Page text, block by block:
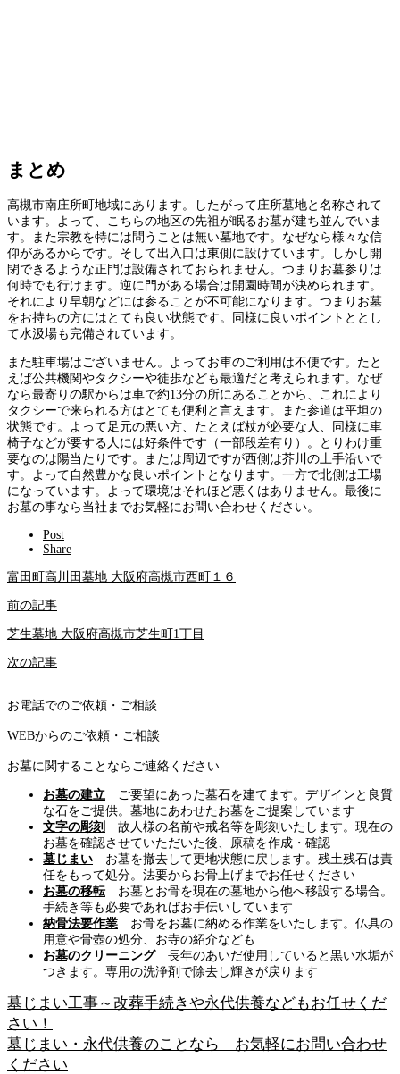
まとめ
高槻市南庄所町地域にあります。したがって庄所墓地と名称されて
います。よって、こちらの地区の先祖が眠るお墓が建ち並んでいま
す。また宗教を特には問うことは無い墓地です。なぜなら様々な信
仰があるからです。そして出入口は東側に設けています。しかし開
閉できるような正門は設備されておられません。つまりお墓参りは
何時でも行けます。逆に門がある場合は開園時間が決められます。
それにより早朝などには参ることが不可能になります。つまりお墓
をお持ちの方にはとても良い状態です。同様に良いポイントととし
て水汲場も完備されています。
また駐車場はございません。よってお車のご利用は不便です。たと
えば公共機関やタクシーや徒歩なども最適だと考えられます。なぜ
なら最寄りの駅からは車で約13分の所にあることから、これにより
タクシーで来られる方はとても便利と言えます。また参道は平坦の
状態です。よって足元の悪い方、たとえば杖が必要な人、同様に車
椅子などが要する人には好条件です（一部段差有り）。とりわけ重
要なのは陽当たりです。または周辺ですが西側は芥川の土手沿いで
す。よって自然豊かな良いポイントとなります。一方で北側は工場
になっています。よって環境はそれほど悪くはありません。最後に
お墓の事なら当社までお気軽にお問い合わせください。
Post
Share
富田町高川田墓地 大阪府高槻市西町１６
前の記事
芝生墓地 大阪府高槻市芝生町1丁目
次の記事
お電話でのご依頼・ご相談
WEBからのご依頼・ご相談
お墓に関することならご連絡ください
お墓の建立 ご要望にあった墓石を建てます。デザインと良質
な石をご提供。墓地にあわせたお墓をご提案しています
文字の彫刻
故人様の名前や戒名等を彫刻いたします。現在の
お墓を確認させていただいた後、原稿を作成・確認
墓じまい お墓を撤去して更地状態に戻します。残土残石は責
任をもって処分。法要からお骨上げまでお任せください
お墓の移転お墓とお骨を現在の墓地から他へ移設する場合。
手続き等も必要であればお手伝いしています
納骨法要作業 お骨をお墓に納める作業をいたします。仏具の
用意や骨壺の処分、お寺の紹介なども
お墓のクリーニング長年のあいだ使用していると黒い水垢が
つきます。専用の洗浄剤で除去し輝きが戻ります
墓じまい工事～改葬手続きや永代供養などもお任せくだ
さい！
墓じまい・永代供養のことなら お気軽にお問い合わせ
ください